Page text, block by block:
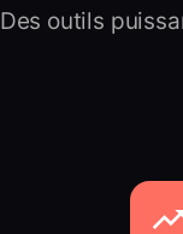
Des outils